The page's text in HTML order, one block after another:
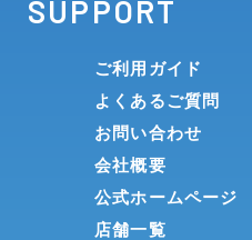
SUPPORT
ご利用ガイド
よくあるご質問
お問い合わせ
会社概要
公式ホームページ
店舗一覧